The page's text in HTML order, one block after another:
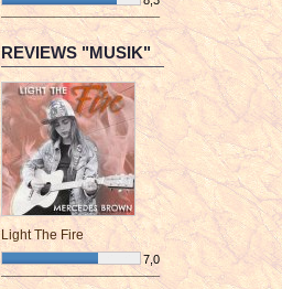
¯¯¯¯¯¯¯¯¯¯¯¯¯¯¯¯¯¯¯¯¯¯¯¯
REVIEWS "MUSIK"
Light The Fire
7,0
¯¯¯¯¯¯¯¯¯¯¯¯¯¯¯¯¯¯¯¯¯¯¯¯